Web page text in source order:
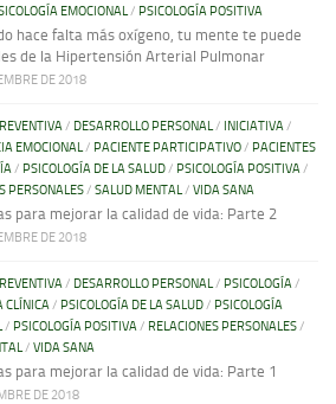
EMOCIONAL/ PSICOLOGÍA POSITIVA
hace falta más oxígeno, tu mente te puede
de la Hipertensión Arterial Pulmonar
DE 2018
/ DESARROLLO PERSONAL/ INICIATIVA/
EMOCIONAL/ PACIENTE PARTICIPATIVO/ PACIENTES
/ PSICOLOGÍA DE LA SALUD/ PSICOLOGÍA POSITIVA/
PERSONALES/ SALUD MENTAL/ VIDA SANA
para mejorar la calidad de vida: Parte 2
DE 2018
/ DESARROLLO PERSONAL/ PSICOLOGÍA/
CLÍNICA/ PSICOLOGÍA DE LA SALUD/ PSICOLOGÍA
/ PSICOLOGÍA POSITIVA/ RELACIONES PERSONALES/
/ VIDA SANA
para mejorar la calidad de vida: Parte 1
DE 2018